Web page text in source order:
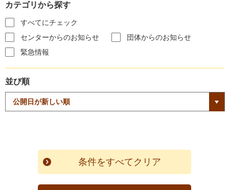
カテゴリから探す
すべてにチェック
センターからのお知らせ
団体からのお知らせ
緊急情報
並び順